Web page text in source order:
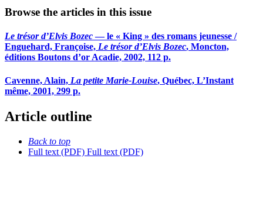
Browse the articles in this issue
Le trésor d’Elvis Bozec— le « King » des romans jeunesse /
Enguehard, Françoise, Le trésor d’Elvis Bozec, Moncton,
éditions Boutons d’or Acadie, 2002, 112 p.
Cavenne, Alain, La petite Marie-Louise, Québec, L’Instant
même, 2001, 299 p.
Article outline
Back to top
Full text (PDF) Full text (PDF)